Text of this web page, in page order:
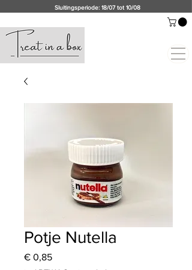
Sluitingsperiode: 18/07 tot 10/08
Potje Nutella
€ 0,85Prijs